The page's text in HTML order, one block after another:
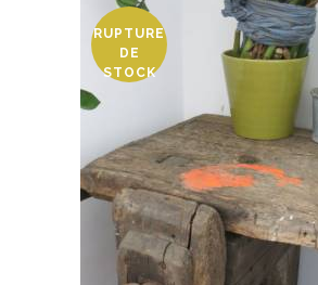
RUPTURE
DE
STOCK